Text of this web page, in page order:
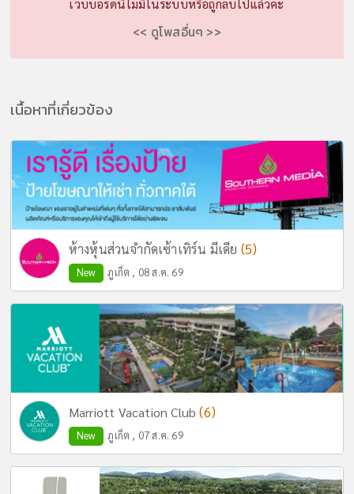
เว็บบอร์ดนี้ไม่มีในระบบหรือถูกลบไปแล้วค่ะ
<< ดูโพสอื่นๆ >>
เนื้อหาที่เกี่ยวข้อง
ห้างหุ้นส่วนจำกัดเซ้าเทิร์น มีเดีย (5)
New ภูเก็ต , 08 ส.ค. 69
Marriott Vacation Club(6)
New ภูเก็ต , 07 ส.ค. 69